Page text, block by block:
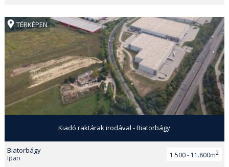
TÉRKÉPEN
Kiadó raktárak irodával - Biatorbágy
Biatorbágy
Ipari 1.500 - 11.800m2